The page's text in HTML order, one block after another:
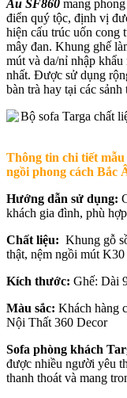
Âu SF860 mang
điển quý tộc, định vị
hiện cấu trúc uốn cong
mây đan. Khung ghế
mút và da/nỉ nhập
nhất. Được sử dụng
bàn trà hay tại các
Thông tin chi tiết mẫu
ngồi phong cách Bắc
Hướng dẫn sử dụng:
khách gia đình, phù
Chất liệu: Khung gỗ
thật, nệm ngồi mút
Kích thước: Ghế: Dài
Màu sắc: Khách hàng
Nội Thất 360 Decor
Sofa phòng khách
được nhiều người yêu
thanh thoát và mang